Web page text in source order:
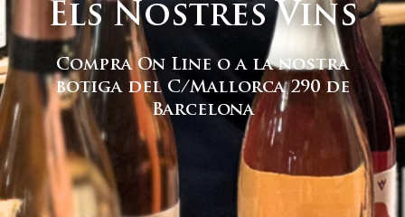
Els Nostres Vins
Compra On Line o a la nostra
botiga del C/Mallorca 290 de
Barcelona